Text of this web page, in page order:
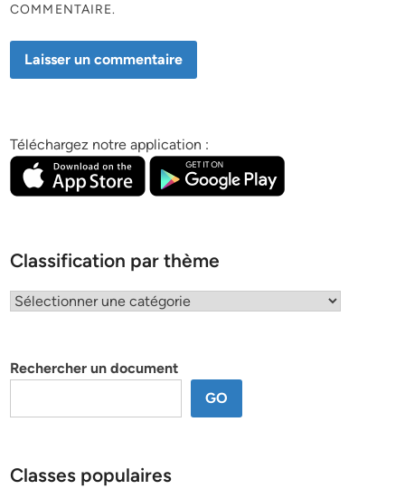
COMMENTAIRE.
Téléchargez notre application :
Classification par thème
Classification
Rechercher un document
GO
Classes populaires